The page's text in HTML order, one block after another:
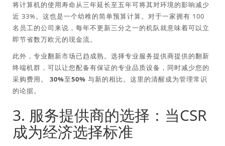
将计算机的使用寿命从三年延长至五年可将其对环境的影响减少
近 33%。这也是一个幼稚的简单预算计算。对于一家拥有 100
名员工的公司来说，每年不更新三分之一的机队就意味着可以立
即节省数万欧元的现金流。
此外，专业翻新市场已趋成熟。选择专业服务提供商提供的翻新
终端机群，可以让您配备有保证的专业品质设备，同时减少您的
采购费用。 30%至50% 与新的相比。这里的清醒成为管理常识
的论据。
3. 服务提供商的选择：当CSR
成为经济选择标准